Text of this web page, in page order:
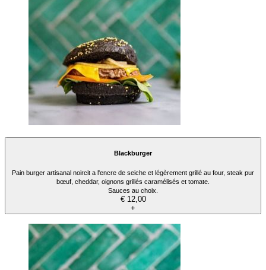
Blackburger
Pain burger artisanal noircit a l'encre de seiche et légèrement grillé au four, steak pur
bœuf, cheddar, oignons grillés caramélisés et tomate.
Sauces au choix.
€ 12,00
+